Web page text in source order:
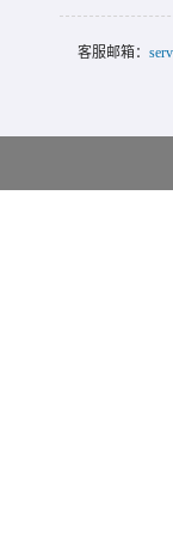
客服邮箱：